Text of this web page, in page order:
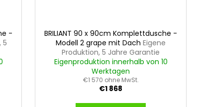
-
5
BRILIANT 90 x 90cm Komplettdusche -
Modell 2 grape mit Dach Eigene
Produktion, 5 Jahre Garantie
Eigenproduktion innerhalb von 10
Werktagen
€1 570 ohne MwSt.
€1 868